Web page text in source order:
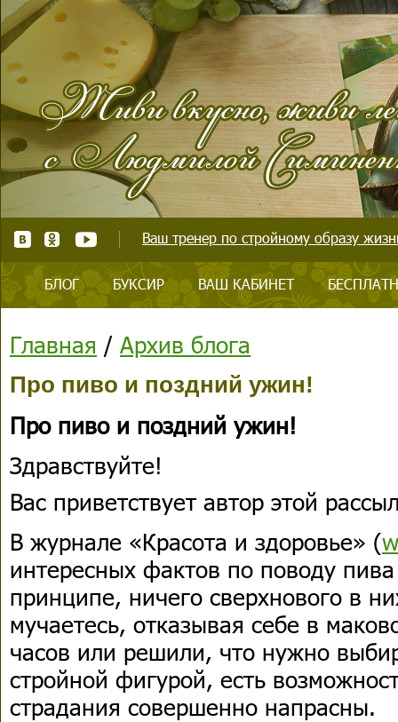
Ваш тренер по стройному образу
БЛОГ БУКСИР ВАШ КАБИНЕТ
Главная / Архив блога
Про пиво и поздний ужин!
Про пиво и поздний ужин!
Здравствуйте!
Вас приветствует автор этой
В журнале «Красота и здоровье» (
интересных фактов по поводу
принципе, ничего сверхнового в
мучаетесь, отказывая себе в
часов или решили, что нужно
стройной фигурой, есть
страдания совершенно напрасны.